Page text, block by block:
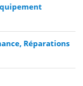
Réparations